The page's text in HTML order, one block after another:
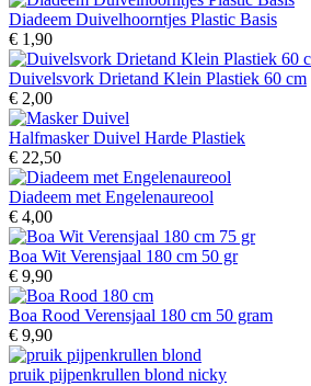
Diadeem Duivelhoorntjes Plastic Basis
€ 1,90
Duivelsvork Drietand Klein Plastiek 60 cm
€ 2,00
Halfmasker Duivel Harde Plastiek
€ 22,50
Diadeem met Engelenaureool
€ 4,00
Boa Wit Verensjaal 180 cm 50 gr
€ 9,90
Boa Rood Verensjaal 180 cm 50 gram
€ 9,90
pruik pijpenkrullen blond nicky